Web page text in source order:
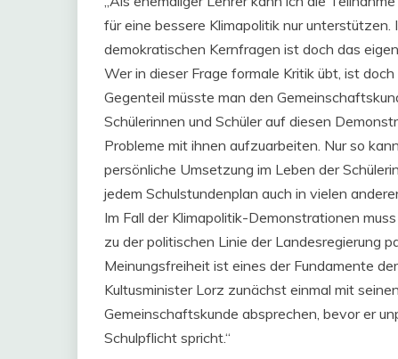
für eine bessere Klimapolitik nur
demokratischen Kernfragen ist doch das
Wer in dieser Frage formale Kritik übt, ist
Gegenteil müsste man den
Schülerinnen und Schüler auf diesen
Probleme mit ihnen aufzuarbeiten. Nur so
persönliche Umsetzung im Leben der
jedem Schulstundenplan auch in vielen
Im Fall der Klimapolitik-Demonstrationen
zu der politischen Linie der Landesregierung
Meinungsfreiheit ist eines der Fundamente
Kultusminister Lorz zunächst einmal mit
Gemeinschaftskunde absprechen, bevor er
Schulpflicht spricht.“